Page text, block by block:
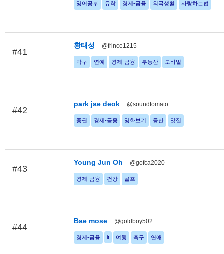
영어공부 유학 경제-금융 외국생활 사랑하는법
#41
황태성 @frince1215
탁구 연예 경제-금융 부동산 모바일
#42
park jae deok @soundtomato
증권 경제-금융 영화보기 등산 맛집
#43
Young Jun Oh @gofca2020
경제-금융 건강 골프
#44
Bae mose @goldboy502
경제-금융 it 여행 축구 연애